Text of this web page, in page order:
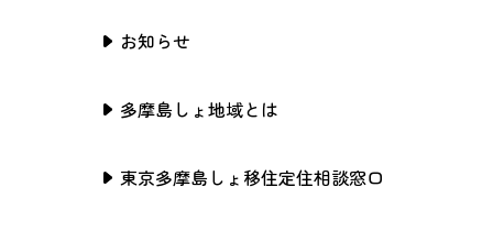
お知らせ
多摩島しょ地域とは
東京多摩島しょ移住定住相談窓口